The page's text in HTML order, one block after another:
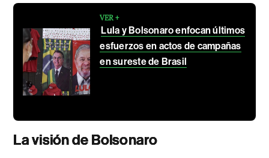
VER +
Lula y Bolsonaro enfocan últimos
esfuerzos en actos de campañas
en sureste de Brasil
La visión de Bolsonaro